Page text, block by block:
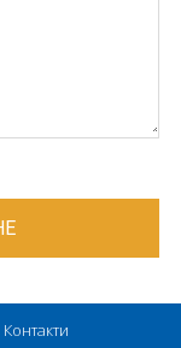
Контакти